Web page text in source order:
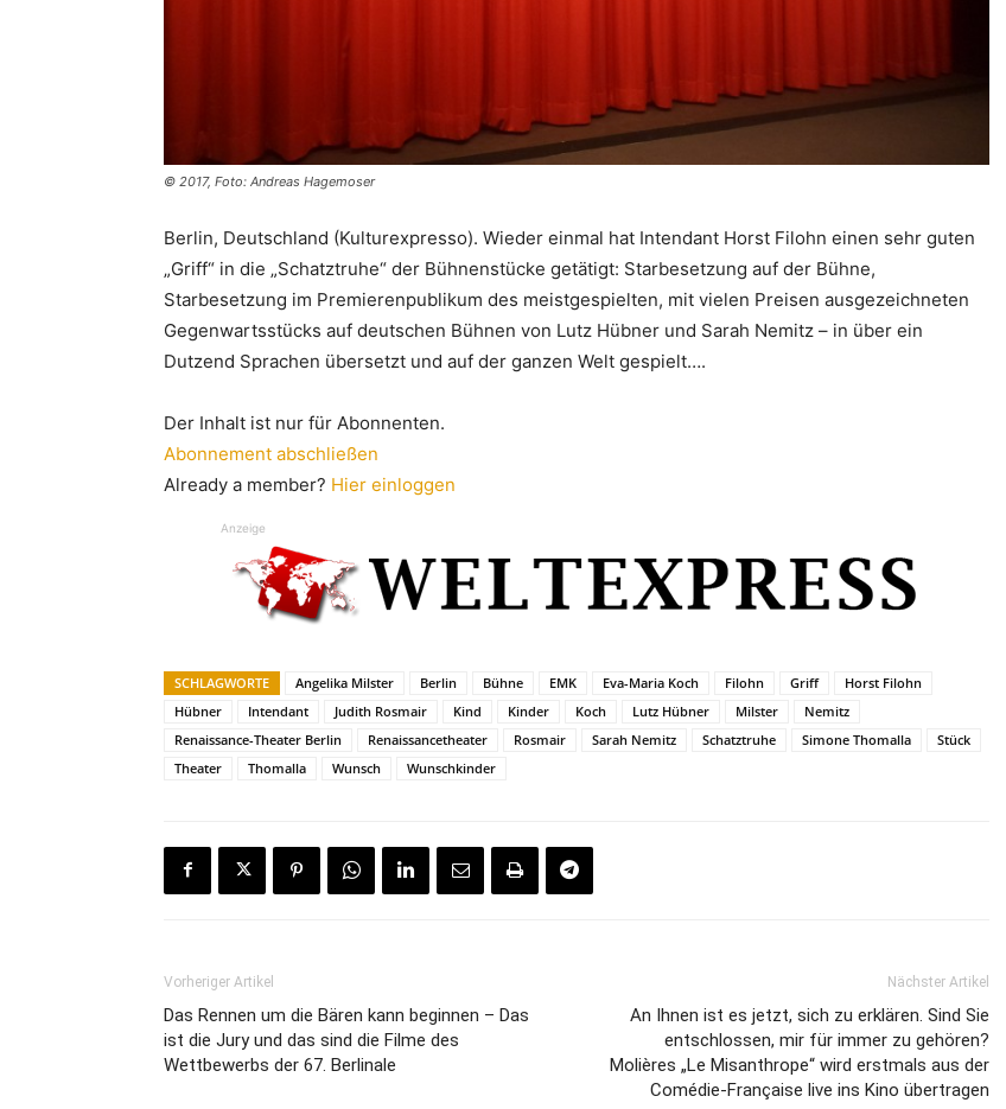
© 2017, Foto: Andreas Hagemoser
Berlin, Deutschland (Kulturexpresso). Wieder einmal hat Intendant Horst Filohn einen sehr guten
„Griff“ in die „Schatztruhe“ der Bühnenstücke getätigt: Starbesetzung auf der Bühne,
Starbesetzung im Premierenpublikum des meistgespielten, mit vielen Preisen ausgezeichneten
Gegenwartsstücks auf deutschen Bühnen von Lutz Hübner und Sarah Nemitz – in über ein
Dutzend Sprachen übersetzt und auf der ganzen Welt gespielt….
Der Inhalt ist nur für Abonnenten.
Abonnement abschließen
Already a member? Hier einloggen
Anzeige
SCHLAGWORTE Angelika Milster Berlin Bühne EMK Eva-Maria Koch Filohn Griff
Horst Filohn
Hübner
Intendant Judith Rosmair Kind Kinder Koch Lutz Hübner Milster
Nemitz
Renaissance-Theater Berlin
Renaissancetheater Rosmair Sarah Nemitz Schatztruhe Simone Thomalla
Stück
Theater
Thomalla Wunsch Wunschkinder
Vorheriger Artikel
Das Rennen um die Bären kann beginnen – Das
ist die Jury und das sind die Filme des
Wettbewerbs der 67. Berlinale
Nächster Artikel
An Ihnen ist es jetzt, sich zu erklären. Sind Sie
entschlossen, mir für immer zu gehören?
Molières „Le Misanthrope“ wird erstmals aus der
Comédie-Française live ins Kino übertragen